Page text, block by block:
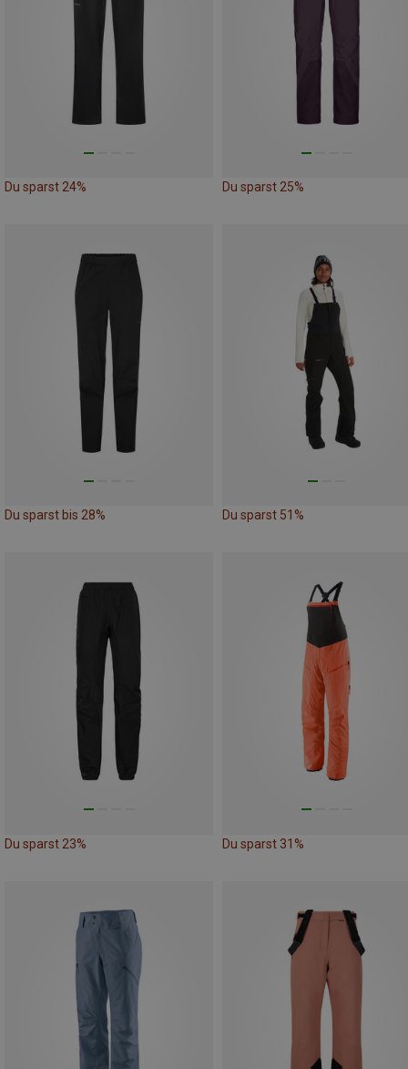
Du sparst 24% Du sparst 25%
Du sparst bis 28% Du sparst 51%
Du sparst 23% Du sparst 31%